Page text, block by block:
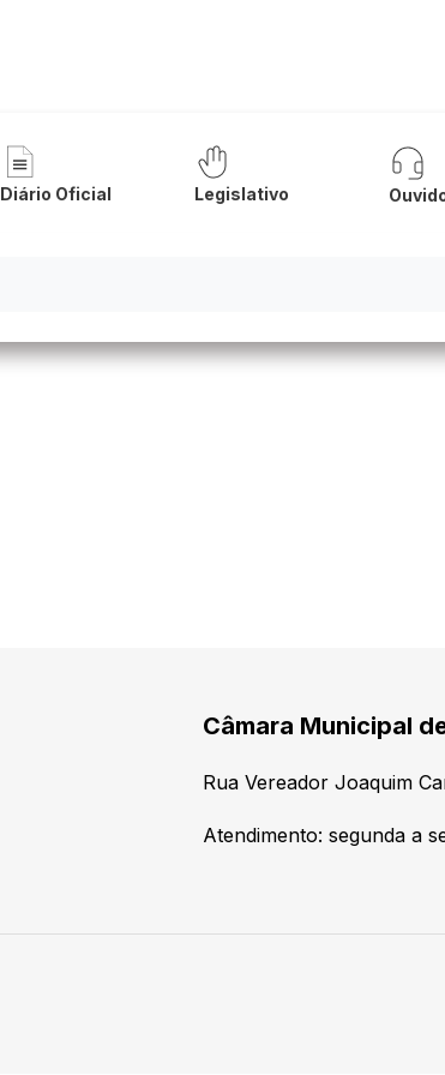
Diário Oficial Legislativo
Câmara Municipal
Rua Vereador Joaquim
Atendimento: segunda a